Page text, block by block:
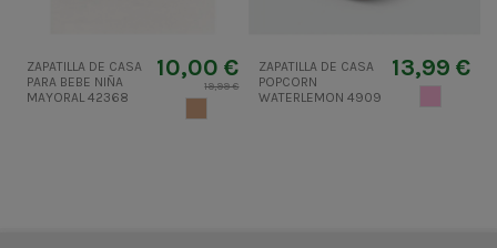
ZAPATILLA DE CASA
PARA BEBE NIÑA
MAYORAL 42368
10,00 €
19,99 €
ZAPATILLA DE CASA
POPCORN
WATERLEMON 4909
13,99 €